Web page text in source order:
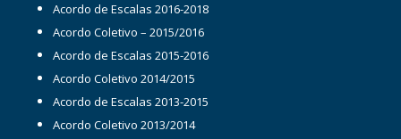
Acordo de Escalas 2016-2018
Acordo Coletivo – 2015/2016
Acordo de Escalas 2015-2016
Acordo Coletivo 2014/2015
Acordo de Escalas 2013-2015
Acordo Coletivo 2013/2014